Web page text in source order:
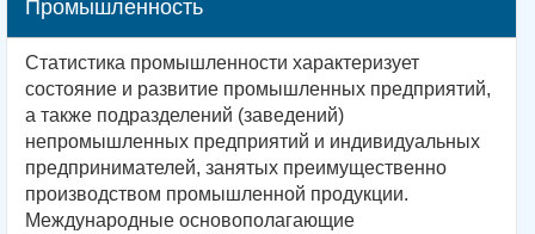
Промышленность
Статистика промышленности характеризует
состояние и развитие промышленных предприятий,
а также подразделений (заведений)
непромышленных предприятий и индивидуальных
предпринимателей, занятых преимущественно
производством промышленной продукции.
Международные основополагающие